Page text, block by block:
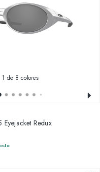
1 de 8 colores
Redux